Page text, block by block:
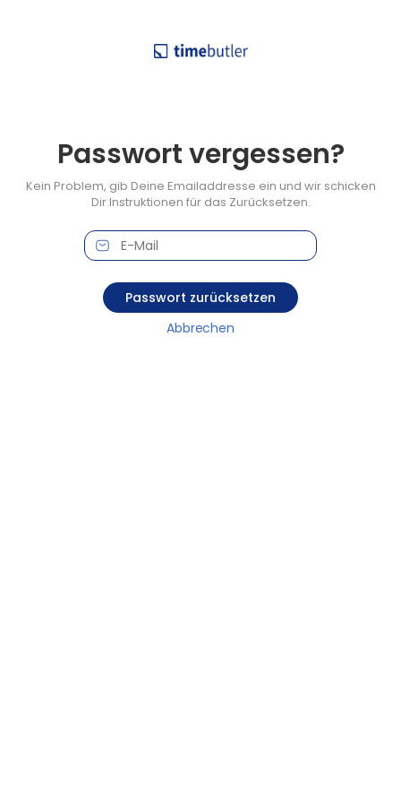
Passwort vergessen?
Kein Problem, gib Deine Emailaddresse ein und wir schicken
Dir Instruktionen für das Zurücksetzen.
Passwort zurücksetzen
Abbrechen